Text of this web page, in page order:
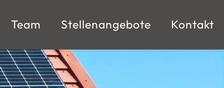
Team Stellenangebote Kontakt